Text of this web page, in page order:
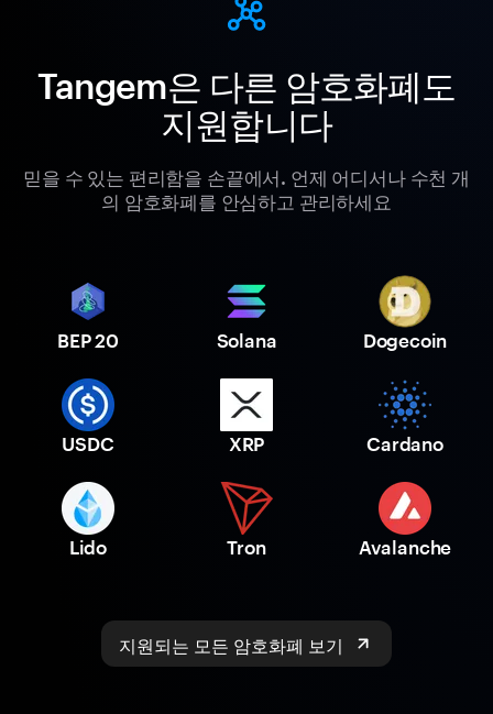
Tangem은 다른 암호화폐도
지원합니다
믿을 수 있는 편리함을 손끝에서. 언제 어디서나 수천 개
의 암호화폐를 안심하고 관리하세요
BEP 20 Solana Dogecoin
USDC XRP Cardano
Lido Tron Avalanche
지원되는 모든 암호화폐 보기